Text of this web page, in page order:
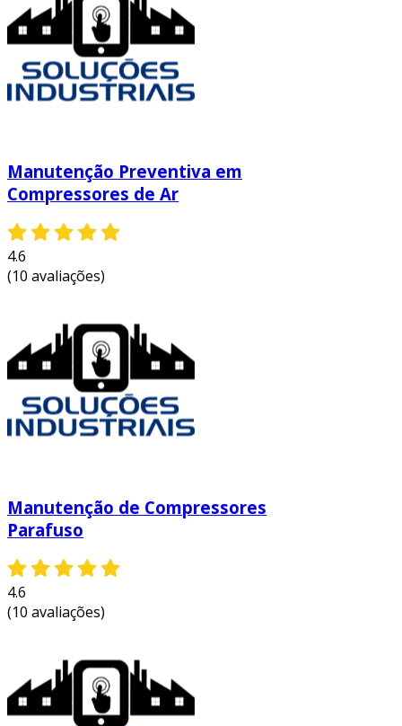
Manutenção Preventiva em
Compressores de Ar
4.6
(10 avaliações)
Manutenção de Compressores
Parafuso
4.6
(10 avaliações)